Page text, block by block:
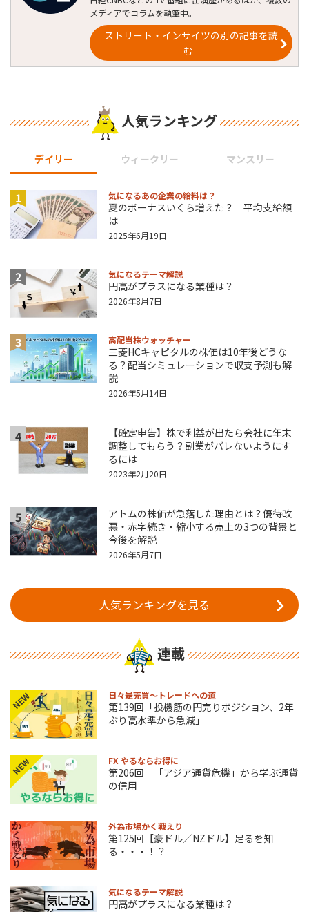
メディアでコラムを執筆中。
ストリート・インサイツの別の記事を読
む
人気ランキング
デイリー ウィークリー マンスリー
1 気になるあの企業の給料は？
夏のボーナスいくら増えた？ 平均支給額
は
2025年6月19日
2 気になるテーマ解説
円高がプラスになる業種は？
2026年8月7日
3 高配当株ウォッチャー
三菱HCキャピタルの株価は10年後どうな
る？配当シミュレーションで収支予測も解
説
2026年5月14日
4
【確定申告】株で利益が出たら会社に年末
調整してもらう？副業がバレないようにす
るには
2023年2月20日
5
アトムの株価が急落した理由とは？優待改
悪・赤字続き・縮小する売上の3つの背景と
今後を解説
2026年5月7日
人気ランキングを見る
連載
NEW 日々是売買～トレードへの道
第139回「投機筋の円売りポジション、2年
ぶり高水準から急減」
NEW FX やるならお得に
第206回 「アジア通貨危機」から学ぶ通貨
の信用
外為市場かく戦えり
第125回【豪ドル／NZドル】足るを知
る・・・！？
気になるテーマ解説
円高がプラスになる業種は？